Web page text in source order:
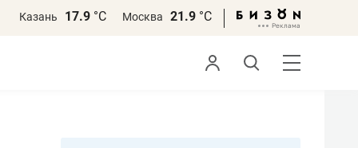
Казань 17.9 °С Москва 21.9 °С